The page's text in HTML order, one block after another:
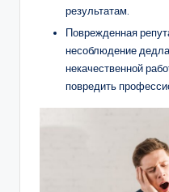
результатам.
Поврежденная
несоблюдение
некачественной
повредить